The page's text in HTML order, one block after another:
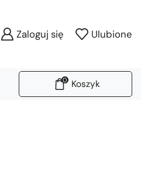
Zaloguj się Ulubione
0 Koszyk